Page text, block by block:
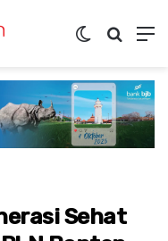
Switch skin
Sehat